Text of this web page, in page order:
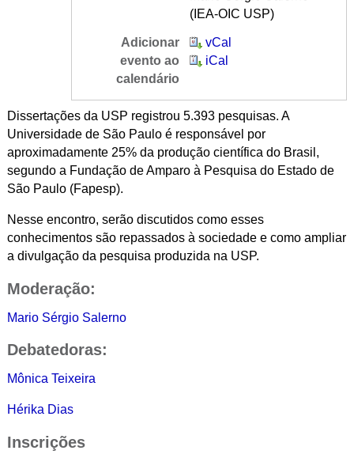
(IEA-OIC USP)
Adicionar
evento ao
calendário
vCal
iCal
Dissertações da USP registrou 5.393 pesquisas. A
Universidade de São Paulo é responsável por
aproximadamente 25% da produção científica do Brasil,
segundo a Fundação de Amparo à Pesquisa do Estado de
São Paulo (Fapesp).
Nesse encontro, serão discutidos como esses
conhecimentos são repassados à sociedade e como ampliar
a divulgação da pesquisa produzida na USP.
Moderação:
Mario Sérgio Salerno
Debatedoras:
Mônica Teixeira
Hérika Dias
Inscrições